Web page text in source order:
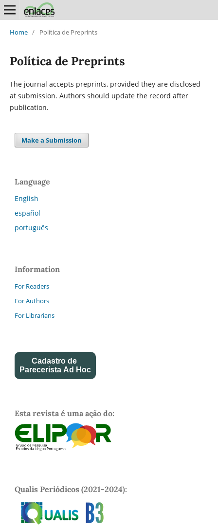
Home / Política de Preprints
Política de Preprints
The journal accepts preprints, provided they are disclosed
at submission. Authors should update the record after
publication.
Make a Submission
Language
English
español
português
Information
For Readers
For Authors
For Librarians
Cadastro de
Parecerista Ad Hoc
Esta revista é uma ação do:
Qualis Periódicos (2021-2024):